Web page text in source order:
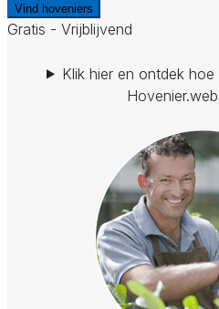
Vind hoveniers
Gratis - Vrijblijvend
Klik hier en ontdek